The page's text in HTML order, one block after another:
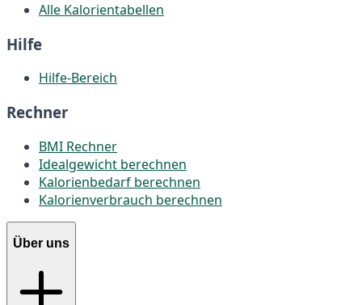
Alle Kalorientabellen
Hilfe
Hilfe-Bereich
Rechner
BMI Rechner
Idealgewicht berechnen
Kalorienbedarf berechnen
Kalorienverbrauch berechnen
Über uns